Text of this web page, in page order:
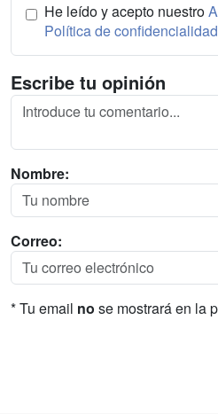
He leído y acepto nuestro
Política de confidencialidad
Escribe tu opinión
Nombre:
Correo:
* Tu email no se mostrará en la